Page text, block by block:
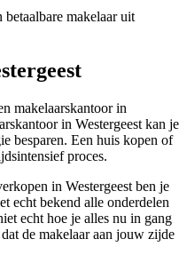
betaalbare makelaar uit
makelaarskantoor in
in Westergeest kan je
besparen. Een huis kopen of
proces.
in Westergeest ben je
echt bekend alle onderdelen
echt hoe je alles nu in gang
de makelaar aan jouw zijde